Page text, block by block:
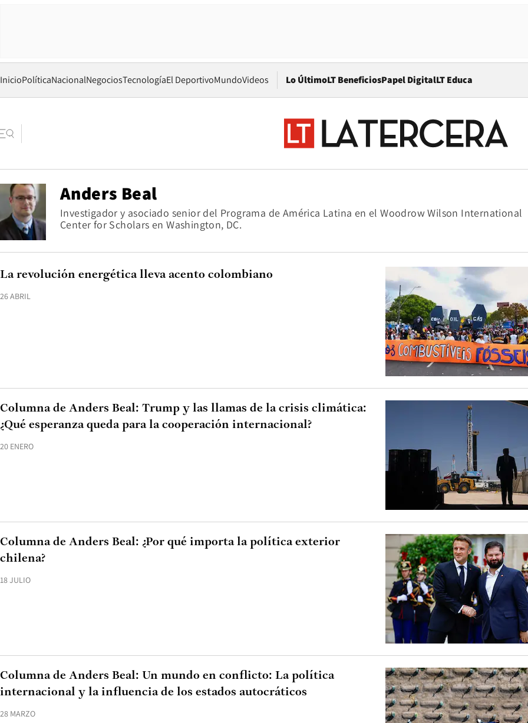
InicioPolíticaNacionalNegociosTecnologíaEl DeportivoMundoVideos Lo ÚltimoLT BeneficiosPapel DigitalOpens in new window
LT Educa
Anders Beal
Investigador y asociado senior del Programa de América Latina en el Woodrow Wilson International
Center for Scholars en Washington, DC.
26 ABRIL
La revolución energética lleva acento colombiano
20 ENERO
Columna de Anders Beal: Trump y las llamas de la crisis climática:
¿Qué esperanza queda para la cooperación internacional?
18 JULIO
Columna de Anders Beal: ¿Por qué importa la política exterior
chilena?
28 MARZO
Columna de Anders Beal: Un mundo en conflicto: La política
internacional y la influencia de los estados autocráticos